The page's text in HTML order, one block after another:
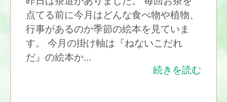
点てる前に今月はどんな食べ物や植物、
行事があるのか季節の絵本を見ていま
す。 今月の掛け軸は『ねないこだれ
だ』の絵本か...
続きを読む